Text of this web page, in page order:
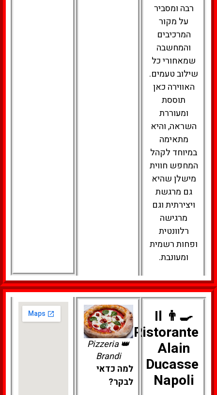
רבה ומסביר
על מקור
המרכיבים
והמחשבה
שמאחורי כל
שילוב טעמים.
האווירה כאן
תוססת
ומעוררת
השראה, והיא
מתאימה
במיוחד לקהל
המחפש חווית
מישלן שהיא
גם מרגשת
ויצירתית וגם
מרגישה
רלוונטית
ופחות רשמית
ומעונבת.
👨‍🍳 Il
Ristorante
Alain
Ducasse
Napoli
👑 Pizzeria
Brandi
למה כדאי
לבקר?